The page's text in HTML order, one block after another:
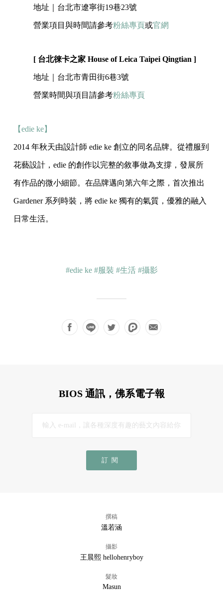
地址｜台北市遼寧街19巷23號
營業項目與時間請參考粉絲專頁或官網
[ 台北徠卡之家 House of Leica Taipei Qingtian ]
地址｜台北市青田街6巷3號
營業時間與項目請參考粉絲專頁
【edie ke】
2014 年秋天由設計師 edie ke 創立的同名品牌。從禮服到
花藝設計，edie 的創作以完整的敘事做為支撐，發展所
有作品的微小細節。在品牌邁向第六年之際，首次推出
Gardener 系列時裝，將 edie ke 獨有的氣質，優雅的融入
日常生活。
#edie ke #服裝 #生活 #攝影
BIOS 通訊，佛系電子報
訂閱
撰稿
溫若涵
攝影
王晨熙 hellohenryboy
髮妝
Masun